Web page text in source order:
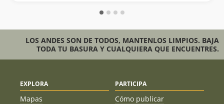
LOS ANDES SON DE TODOS, MANTENLOS LIMPIOS. BAJA
TODA TU BASURA Y CUALQUIERA QUE ENCUENTRES.
EXPLORA
Mapas
PARTICIPA
Cómo publicar